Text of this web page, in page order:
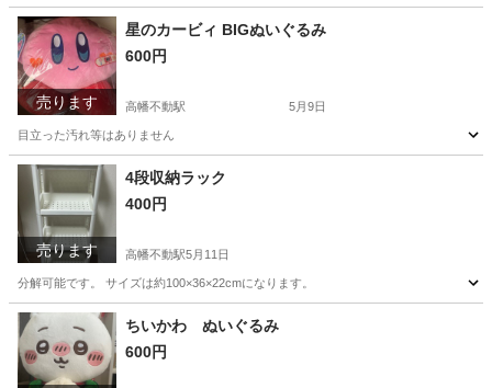
東京 日野市 高幡不動駅 収納家具 ラック
売ります
星のカービィ BIGぬいぐるみ
600円
高幡不動駅 5月9日
目立った汚れ等はありません
東京 日野市 高幡不動駅
売ります
4段収納ラック
400円
高幡不動駅5月11日
分解可能です。 サイズは約100×36×22cmになります。
東京 日野市 高幡不動駅 収納家具
ちいかわ ぬいぐるみ
600円